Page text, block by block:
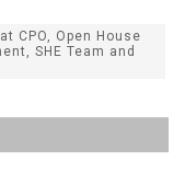
CPO, Open House
SHE Team and